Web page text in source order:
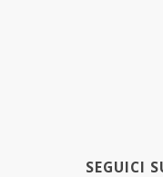
SEGUICI